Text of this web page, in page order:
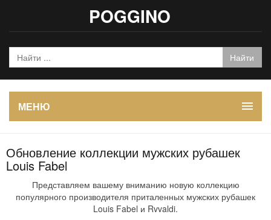
POGGINO
МЕНЮ
Обновление коллекции мужских рубашек
Louis Fabel
Представляем вашему вниманию новую коллекцию
популярного производителя приталенных мужских рубашек
Louis Fabel и Rvvaldi.